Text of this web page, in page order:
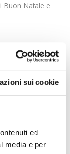
sui cookie
ed
media e per
Buon Natale e
ed.2000